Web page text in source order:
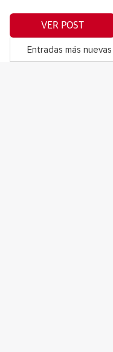
VER POST
Entradas más nuevas